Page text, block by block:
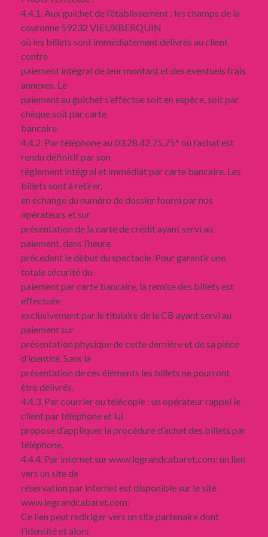
4.4.1. Aux guichet de l’établissement : les champs de la
couronne 59232 VIEUXBERQUIN
où les billets sont immédiatement délivrés au client
contre
paiement intégral de leur montant et des éventuels frais
annexes. Le
paiement au guichet s’effectue soit en espèce, soit par
chèque soit par carte
bancaire.
4.4.2. Par téléphone au 03.28.42.75.75* où l’achat est
rendu définitif par son
règlement intégral et immédiat par carte bancaire. Les
billets sont à retirer,
en échange du numéro de dossier fourni par nos
opérateurs et sur
présentation de la carte de crédit ayant servi au
paiement, dans l’heure
précédent le début du spectacle. Pour garantir une
totale sécurité du
paiement par carte bancaire, la remise des billets est
effectuée
exclusivement par le titulaire de la CB ayant servi au
paiement sur
présentation physique de cette dernière et de sa pièce
d’identité. Sans la
présentation de ces éléments les billets ne pourront
être délivrés.
4.4.3. Par courrier ou télécopie : un opérateur rappel le
client par téléphone et lui
propose d’appliquer la procédure d’achat des billets par
téléphone.
4.4.4. Par internet sur www.legrandcabaret.com: un lien
vers un site de
réservation par internet est disponible sur le site
www.legrandcabaret.com:
Ce lien peut rediriger vers un site partenaire dont
l’identité et alors